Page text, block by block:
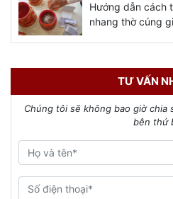
Hướng dẫn cách
nhang thờ cúng
TƯ VẤN
Chúng tôi sẽ không bao giờ chia
bên thứ